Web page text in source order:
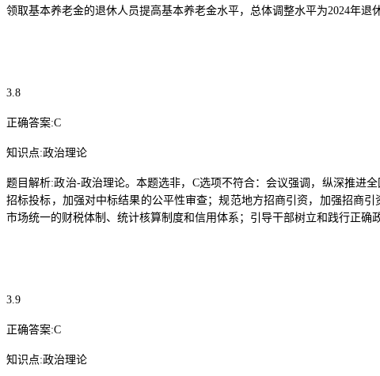
领取基本养老金的退休人员提高基本养老金水平，总体调整水平为2024年退
3.8
正确答案:C
知识点:政治理论
题目解析:政治-政治理论。本题选非， C选项不符合：会议强调，纵深推进
招标投标，加强对中标结果的公平性审查；规范地方招商引资，加强招商
市场统一的财税体制、统计核算制度和信用体系；引导干部树立和践行正确
3.9
正确答案:C
知识点:政治理论